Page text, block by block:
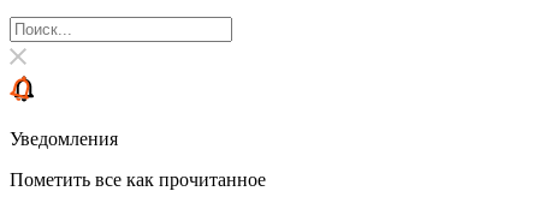
Уведомления
Пометить все как прочитанное